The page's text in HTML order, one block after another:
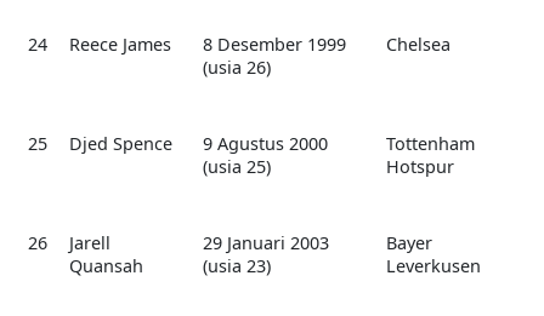
24 Reece James
8 Desember 1999
(usia 26)
Chelsea
25 Djed Spence
9 Agustus 2000
(usia 25)
Tottenham
Hotspur
26
Jarell
Quansah
29 Januari 2003
(usia 23)
Bayer
Leverkusen